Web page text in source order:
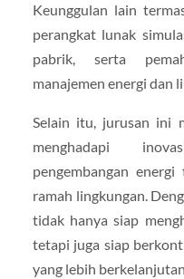
Keunggulan lain
perangkat lunak
pabrik, serta
manajemen energi dan
Selain itu, jurusan ini
menghadapi
pengembangan
ramah lingkungan.
tidak hanya siap
tetapi juga siap
yang lebih